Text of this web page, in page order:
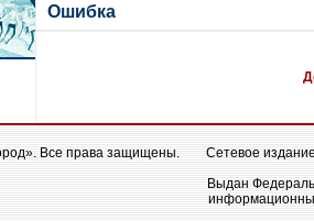
Ошибка
Все права защищены.
Сетевое
Выдан